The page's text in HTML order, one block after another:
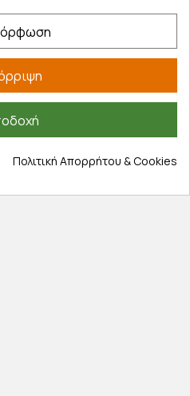
Πολιτική Απορρήτου & Cookies